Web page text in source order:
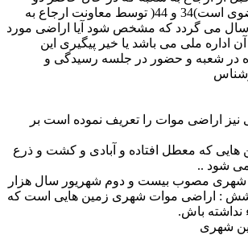
شعبه در خراسان رضوی است)34 و 44( توسط معاونت ارجاع به
ارسال می گردد که مشخص شود آیا اراضی مورد
اداره ملی می باشد یا خیر پیگیری این
پرونده در شعبه و حضور در جلسه رسیدگی و
مدنی نیز اراضی موات را تعریف نموده است بر
هایی که معطل افتاده و آبادی و کشت و ذرع
می شود ..
زمین شهری مصوب بیست و دوم شهریور سال هزار
: اراضی موات شهری زمین هایی است که
نداشته باش.